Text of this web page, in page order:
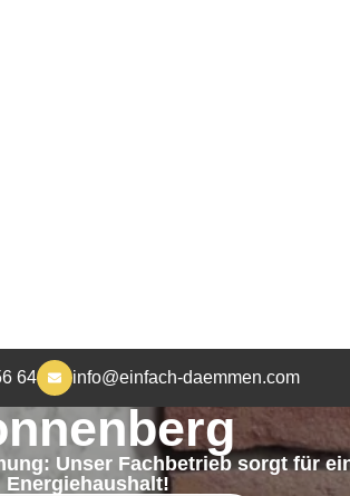
Unser Fachbetrieb sorgt für
Energiehaushalt!